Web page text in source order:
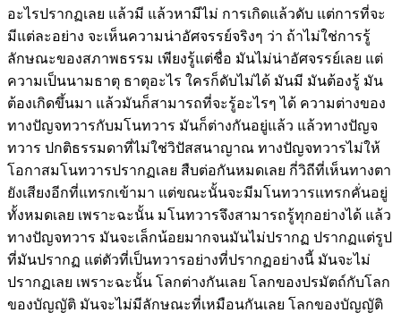
อะไรปรากฏเลย แล้วมี แล้วหามีไม่ การเกิดแล้วดับ แต่การที่จะ
มีแต่ละอย่าง จะเห็นความน่าอัศจรรย์จริงๆ ว่า ถ้าไม่ใช่การรู้
ลักษณะของสภาพธรรม เพียงรู้แต่ชื่อ มันไม่น่าอัศจรรย์เลย แต่
ความเป็นนามธาตุ ธาตุอะไร ใครก็ดับไม่ได้ มันมี มันต้องรู้ มัน
ต้องเกิดขึ้นมา แล้วมันก็สามารถที่จะรู้อะไรๆ ได้ ความต่างของ
ทางปัญจทวารกับมโนทวาร มันก็ต่างกันอยู่แล้ว แล้วทางปัญจ
ทวาร ปกติธรรมดาที่ไม่ใช่วิปัสสนาญาณ ทางปัญจทวารไม่ให้
โอกาสมโนทวารปรากฏเลย สืบต่อกันหมดเลย กี่วิถีที่เห็นทางตา
ยังเสียงอีกที่แทรกเข้ามา แต่ขณะนั้นจะมีมโนทวารแทรกคั่นอยู่
ทั้งหมดเลย เพราะฉะนั้น มโนทวารจึงสามารถรู้ทุกอย่างได้ แล้ว
ทางปัญจทวาร มันจะเล็กน้อยมากจนมันไม่ปรากฏ ปรากฏแต่รูป
ที่มันปรากฏ แต่ตัวที่เป็นทวารอย่างที่ปรากฏอย่างนี้ มันจะไม่
ปรากฏเลย เพราะฉะนั้น โลกต่างกันเลย โลกของปรมัตถ์กับโลก
ของบัญญัติ มันจะไม่มีลักษณะที่เหมือนกันเลย โลกของบัญญัติ